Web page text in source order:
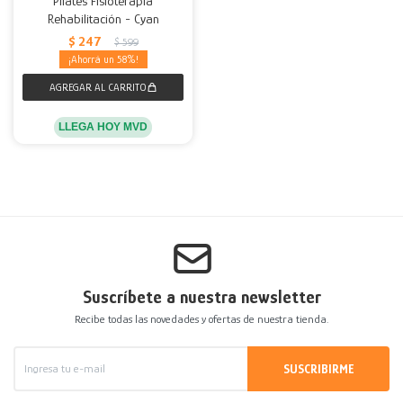
Rehabilitación - Cyan
$ 247 $ 599
58
LLEGA HOY MVD
Suscríbete a nuestra newsletter
Recibe todas las novedades y ofertas de nuestra tienda.
SUSCRIBIRME
Mesas
Calefactores
Acolchados y Frazadas
Fundas
Decoración
Accesorios para el hogar
Herramientas
Accesorios
Muebles Infantiles